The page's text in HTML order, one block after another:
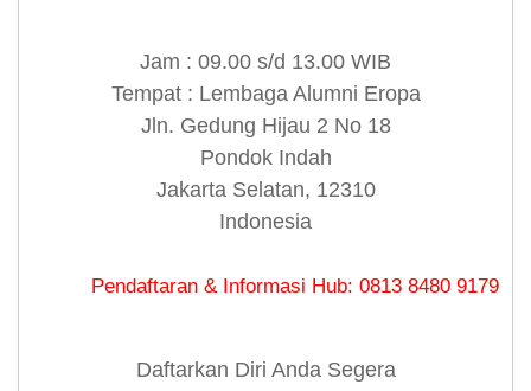
Jam : 09.00 s/d 13.00 WIB
Tempat : Lembaga Alumni Eropa
Jln. Gedung Hijau 2 No 18
Pondok Indah
Jakarta Selatan, 12310
Indonesia
& Informasi Hub: 0813 8480 9179 (WA & Line)
Daftarkan Diri Anda Segera